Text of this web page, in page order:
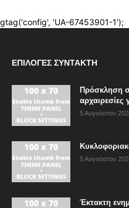
ΕΠΙΛΟΓΈΣ ΣΥΝΤΆΚΤΗ
Πρόσκληση
αρχαιρεσίες
5 Αυγούστου
5 Αυγούστου
Έκτακτη